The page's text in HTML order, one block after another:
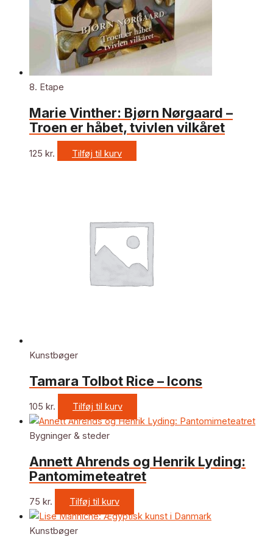
8. Etape
Marie Vinther: Bjørn Nørgaard –
Troen er håbet, tvivlen vilkåret
125 kr. Tilføj til kurv
Kunstbøger
Tamara Tolbot Rice – Icons
105 kr. Tilføj til kurv
Bygninger & steder
Annett Ahrends og Henrik Lyding:
Pantomimeteatret
75 kr. Tilføj til kurv
Kunstbøger